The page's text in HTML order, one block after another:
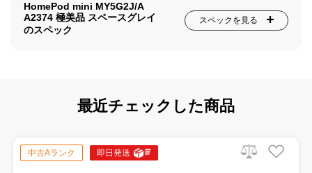
HomePod mini MY5G2J/A
A2374 極美品 スペースグレイ
のスペック
スペックを見る
最近チェックした商品
中古Aランク 即日発送